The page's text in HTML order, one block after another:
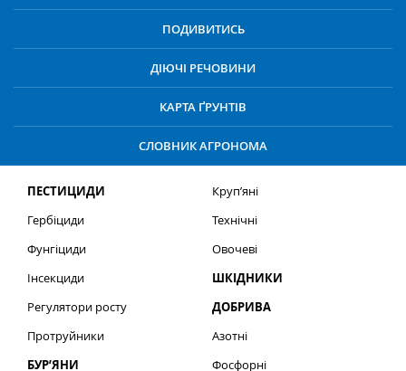
ПОДИВИТИСЬ
ДІЮЧІ РЕЧОВИНИ
КАРТА ҐРУНТІВ
СЛОВНИК АГРОНОМА
ПЕСТИЦИДИ
Гербіциди
Фунгіциди
Інсекциди
Регулятори росту
Протруйники
БУР’ЯНИ
Круп’яні
Технічні
Овочеві
ШКІДНИКИ
ДОБРИВА
Азотні
Фосфорні